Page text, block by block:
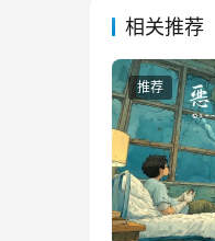
相关推荐
推荐